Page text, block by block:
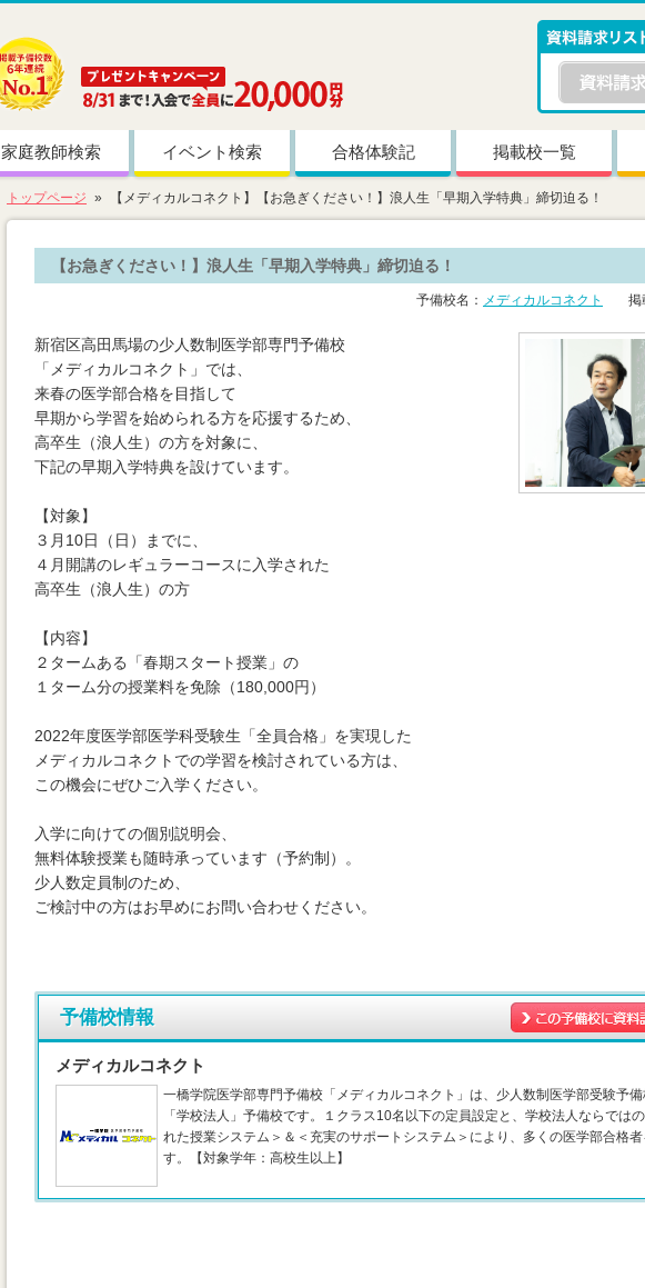
家庭教師検索 イベント検索 合格体験記 掲載校一覧
トップページ 【メディカルコネクト】【お急ぎください！】浪人生「早期入学特典」締切迫る！
【お急ぎください！】浪人生「早期入学特典」締切迫る！
予備校名： メディカルコネクト 掲
新宿区高田馬場の少人数制医学部専門予備校
「メディカルコネクト」では、
来春の医学部合格を目指して
早期から学習を始められる方を応援するため、
高卒生（浪人生）の方を対象に、
下記の早期入学特典を設けています。
【対象】
３月10日（日）までに、
４月開講のレギュラーコースに入学された
高卒生（浪人生）の方
【内容】
２タームある「春期スタート授業」の
１ターム分の授業料を免除（180,000円）
2022年度医学部医学科受験生「全員合格」を実現した
メディカルコネクトでの学習を検討されている方は、
この機会にぜひご入学ください。
入学に向けての個別説明会、
無料体験授業も随時承っています（予約制）。
少人数定員制のため、
ご検討中の方はお早めにお問い合わせください。
予備校情報
メディカルコネクト
一橋学院医学部専門予備校「メディカルコネクト」は、少人数制医学部受験予
「学校法人」予備校です。１クラス10名以下の定員設定と、学校法人ならでは
れた授業システム＞＆＜充実のサポートシステム＞により、多くの医学部合格者
す。【対象学年：高校生以上】